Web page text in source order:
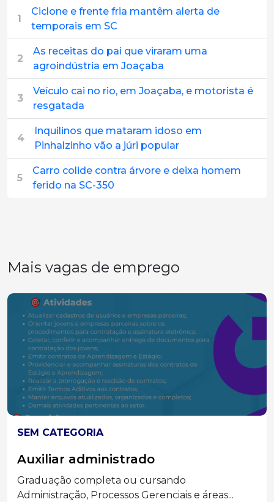
1
Ciclone e frente fria mantêm alerta de
temporais em SC
2
As receitas do pai que viraram uma
agroindústria em Joaçaba
3
Veículo cai no rio, em Joaçaba, e motorista é
resgatada
4
Inquilinos que mataram idoso em
Pinhalzinho vão a júri popular
5
Carro colide contra árvore e deixa homem
ferido na SC-350
Mais vagas de emprego
SEM CATEGORIA
Auxiliar administrado
Graduação completa ou cursando
Administração, Processos Gerenciais e áreas...